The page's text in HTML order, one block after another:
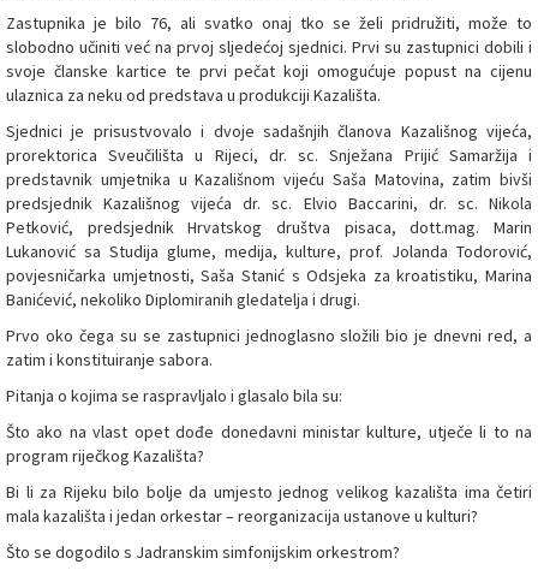
Zastupnika je bilo 76, ali svatko onaj tko se želi pridružiti, može to
slobodno učiniti već na prvoj sljedećoj sjednici. Prvi su zastupnici dobili i
svoje članske kartice te prvi pečat koji omogućuje popust na cijenu
ulaznica za neku od predstava u produkciji Kazališta.
Sjednici je prisustvovalo i dvoje sadašnjih članova Kazališnog vijeća,
prorektorica Sveučilišta u Rijeci, dr. sc. Snježana Prijić Samaržija i
predstavnik umjetnika u Kazališnom vijeću Saša Matovina, zatim bivši
predsjednik Kazališnog vijeća dr. sc. Elvio Baccarini, dr. sc. Nikola
Petković, predsjednik Hrvatskog društva pisaca, dott.mag. Marin
Lukanović sa Studija glume, medija, kulture, prof. Jolanda Todorović,
povjesničarka umjetnosti, Saša Stanić s Odsjeka za kroatistiku, Marina
Banićević, nekoliko Diplomiranih gledatelja i drugi.
Prvo oko čega su se zastupnici jednoglasno složili bio je dnevni red, a
zatim i konstituiranje sabora.
Pitanja o kojima se raspravljalo i glasalo bila su:
Što ako na vlast opet dođe donedavni ministar kulture, utječe li to na
program riječkog Kazališta?
Bi li za Rijeku bilo bolje da umjesto jednog velikog kazališta ima četiri
mala kazališta i jedan orkestar – reorganizacija ustanove u kulturi?
Što se dogodilo s Jadranskim simfonijskim orkestrom?